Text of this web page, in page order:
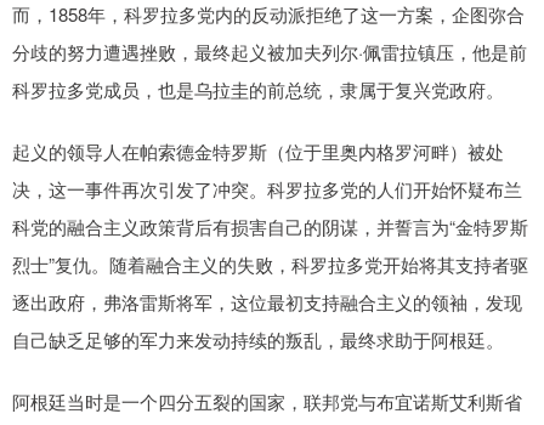
而，1858年，科罗拉多党内的反动派拒绝了这一方案，企图弥合
分歧的努力遭遇挫败，最终起义被加夫列尔·佩雷拉镇压，他是前
科罗拉多党成员，也是乌拉圭的前总统，隶属于复兴党政府。
起义的领导人在帕索德金特罗斯（位于里奥内格罗河畔）被处
决，这一事件再次引发了冲突。科罗拉多党的人们开始怀疑布兰
科党的融合主义政策背后有损害自己的阴谋，并誓言为“金特罗斯
烈士”复仇。随着融合主义的失败，科罗拉多党开始将其支持者驱
逐出政府，弗洛雷斯将军，这位最初支持融合主义的领袖，发现
自己缺乏足够的军力来发动持续的叛乱，最终求助于阿根廷。
阿根廷当时是一个四分五裂的国家，联邦党与布宜诺斯艾利斯省